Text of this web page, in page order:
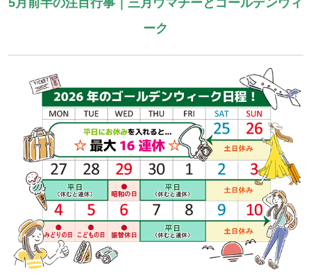
5月前半の注目行事｜三月ウマチーとゴールデンウィ
ーク